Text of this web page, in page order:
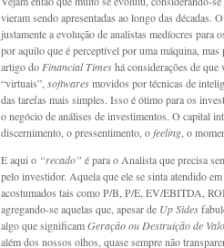
vieram sendo apresentadas ao longo das décadas.
justamente a evolução de analistas medíocres para
por aquilo que é perceptível por uma máquina,
artigo doFinancial Timeshá considerações de que
“virtuais”,softwaresmovidos por técnicas de
das tarefas mais simples. Isso é ótimo para os
o negócio de análises de investimentos. O capital
discernimento, o pressentimento, ofeeling, o
E aqui o “recado” é para o Analista que precisa
pelo investidor. Aquela que ele se sinta atendido
acostumados tais como P/B, P/E, EV/EBITDA,
agregando-se aquelas que, apesar de Up Sides
algo que significamGeração ou Destruição de
além dos nossos olhos, quase sempre não